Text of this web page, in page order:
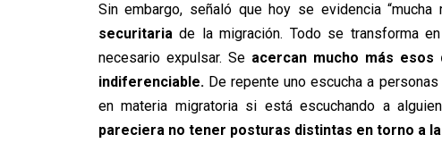
Sin embargo, señaló que hoy se evidencia
securitariade la migración. Todo se transforma
necesario expulsar. Se acercan mucho más
indiferenciable. De repente uno escucha a
en materia migratoria si está escuchando a
pareciera no tener posturas distintas en torno a